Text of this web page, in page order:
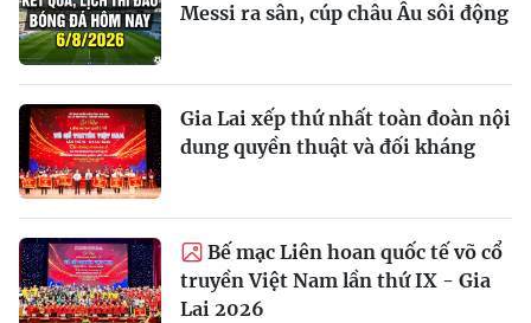
Messi ra sân, cúp châu Âu sôi động
Gia Lai xếp thứ nhất toàn đoàn nội
dung quyền thuật và đối kháng
Bế mạc Liên hoan quốc tế võ cổ
truyền Việt Nam lần thứ IX - Gia
Lai 2026